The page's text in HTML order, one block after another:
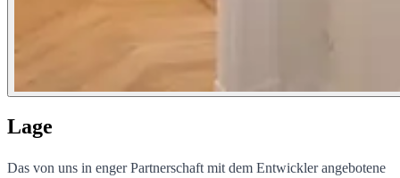
Lage
Das von uns in enger Partnerschaft mit dem Entwickler angebotene